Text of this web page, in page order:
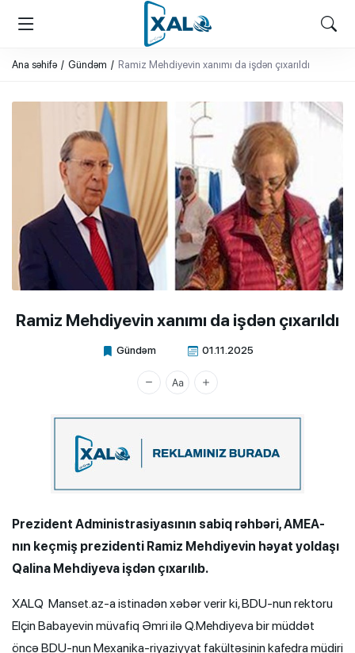
XALQ.ONLINE
ONLAYN PLATFORMA
Ana səhifə Gündəm Ramiz Mehdiyevin xanımı da işdən çıxarıldı
Ramiz Mehdiyevin xanımı da işdən çıxarıldı
Gündəm 01.11.2025
Xalq.Online
Prezident Administrasiyasının sabiq rəhbəri, AMEA-
nın keçmiş prezidenti Ramiz Mehdiyevin həyat yoldaşı
Qalina Mehdiyeva işdən çıxarılıb.
XALQ Manset.az-a istinadən xəbər verir ki, BDU-nun rektoru
Elçin Babayevin müvafiq Əmri ilə Q.Mehdiyeva bir müddət
öncə BDU-nun Mexanika-riyaziyyat fakültəsinin kafedra müdiri